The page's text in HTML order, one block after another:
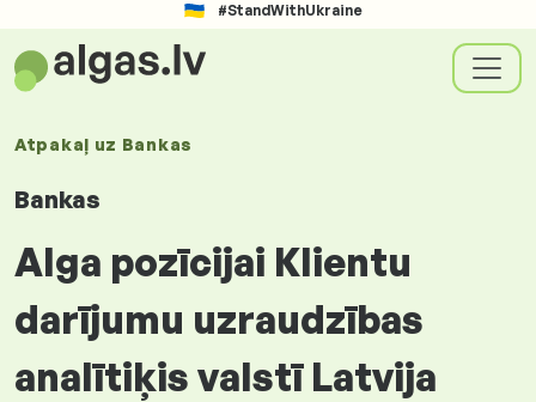
#StandWithUkraine
Atpakaļ uz Bankas
Bankas
Alga pozīcijai Klientu
darījumu uzraudzības
analītiķis valstī Latvija